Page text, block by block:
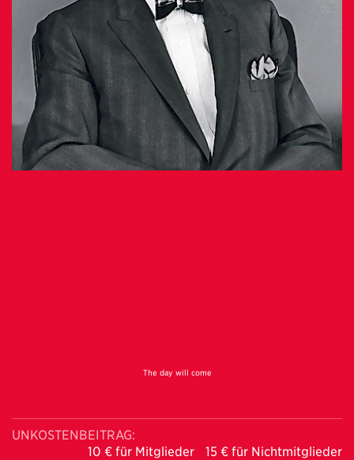
The day will come
UNKOSTENBEITRAG:
10 € für Mitglieder 15 € für Nichtmitglieder